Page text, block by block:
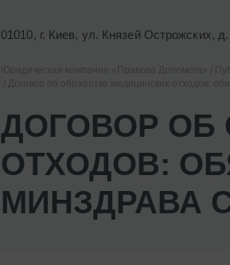
01010, г. Киев, ул. Князей Острожских,
ДОГОВОР ОБ
ОТХОДОВ:
МИНЗДРАВА